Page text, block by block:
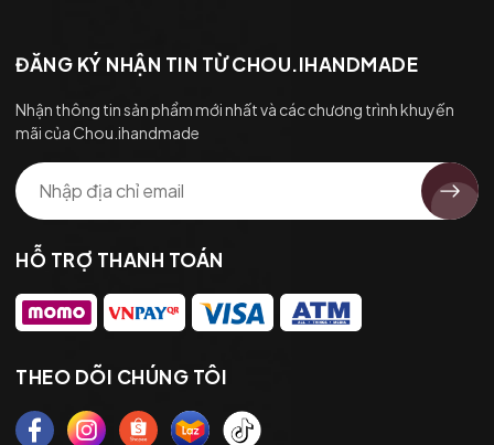
ĐĂNG KÝ NHẬN TIN TỪ CHOU.IHANDMADE
Nhận thông tin sản phẩm mới nhất và các chương trình khuyến
mãi của Chou.ihandmade
HỖ TRỢ THANH TOÁN
THEO DÕI CHÚNG TÔI